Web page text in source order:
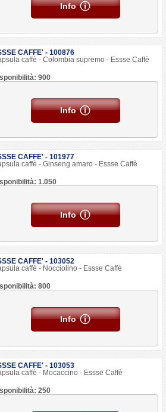
Info
CAFFE' - 100876
caffè - Colombia supremo - Essse Caffè
900
Info
CAFFE' - 101977
caffè - Ginseng amaro - Essse Caffè
1.050
Info
CAFFE' - 103052
caffè - Nocciolino - Essse Caffè
800
Info
CAFFE' - 103053
caffè - Mocaccino - Essse Caffè
250